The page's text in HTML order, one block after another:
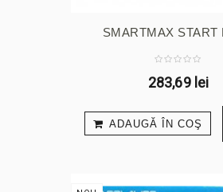
SMARTMAX START
283,69 lei
ADAUGĂ ÎN COŞ